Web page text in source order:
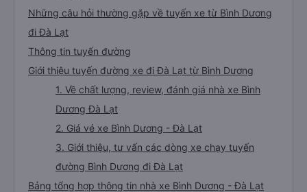
Những câu hỏi thường gặp về tuyến xe từ Bình Dương
đi Đà Lạt
Thông tin tuyến đường
Giới thiệu tuyến đường xe đi Đà Lạt từ Bình Dương
1. Về chất lượng, review, đánh giá nhà xe Bình
Dương Đà Lạt
2. Giá vé xe Bình Dương - Đà Lạt
3. Giới thiệu, tư vấn các dòng xe chạy tuyến
đường Bình Dương đi Đà Lạt
Bảng tổng hợp thông tin nhà xe Bình Dương - Đà Lạt